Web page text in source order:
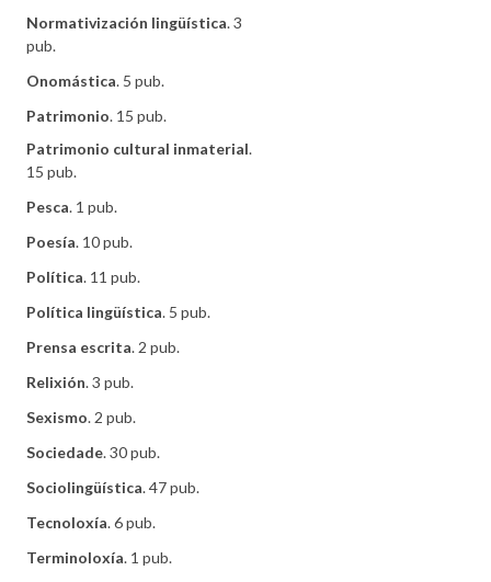
Normativización lingüística. 3
pub.
Onomástica. 5 pub.
Patrimonio. 15 pub.
Patrimonio cultural inmaterial.
15 pub.
Pesca. 1 pub.
Poesía. 10 pub.
Política. 11 pub.
Política lingüística. 5 pub.
Prensa escrita. 2 pub.
Relixión. 3 pub.
Sexismo. 2 pub.
Sociedade. 30 pub.
Sociolingüística. 47 pub.
Tecnoloxía. 6 pub.
Terminoloxía. 1 pub.